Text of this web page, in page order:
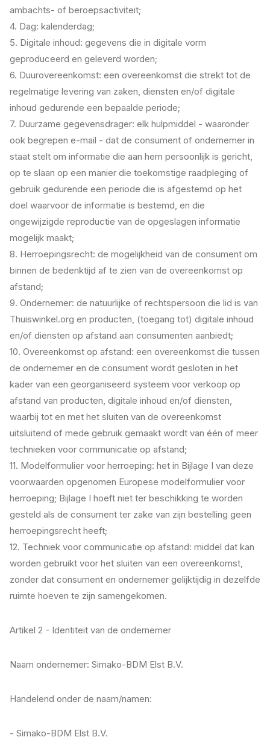
ambachts- of beroepsactiviteit;
4. Dag: kalenderdag;
5. Digitale inhoud: gegevens die in digitale vorm
geproduceerd en geleverd worden;
6. Duurovereenkomst: een overeenkomst die strekt tot de
regelmatige levering van zaken, diensten en/of digitale
inhoud gedurende een bepaalde periode;
7. Duurzame gegevensdrager: elk hulpmiddel - waaronder
ook begrepen e-mail - dat de consument of ondernemer in
staat stelt om informatie die aan hem persoonlijk is gericht,
op te slaan op een manier die toekomstige raadpleging of
gebruik gedurende een periode die is afgestemd op het
doel waarvoor de informatie is bestemd, en die
ongewijzigde reproductie van de opgeslagen informatie
mogelijk maakt;
8. Herroepingsrecht: de mogelijkheid van de consument om
binnen de bedenktijd af te zien van de overeenkomst op
afstand;
9. Ondernemer: de natuurlijke of rechtspersoon die lid is van
Thuiswinkel.org en producten, (toegang tot) digitale inhoud
en/of diensten op afstand aan consumenten aanbiedt;
10. Overeenkomst op afstand: een overeenkomst die tussen
de ondernemer en de consument wordt gesloten in het
kader van een georganiseerd systeem voor verkoop op
afstand van producten, digitale inhoud en/of diensten,
waarbij tot en met het sluiten van de overeenkomst
uitsluitend of mede gebruik gemaakt wordt van één of meer
technieken voor communicatie op afstand;
11. Modelformulier voor herroeping: het in Bijlage I van deze
voorwaarden opgenomen Europese modelformulier voor
herroeping; Bijlage I hoeft niet ter beschikking te worden
gesteld als de consument ter zake van zijn bestelling geen
herroepingsrecht heeft;
12. Techniek voor communicatie op afstand: middel dat kan
worden gebruikt voor het sluiten van een overeenkomst,
zonder dat consument en ondernemer gelijktijdig in dezelfde
ruimte hoeven te zijn samengekomen.
Artikel 2 - Identiteit van de ondernemer
Naam ondernemer: Simako-BDM Elst B.V.
Handelend onder de naam/namen:
- Simako-BDM Elst B.V.